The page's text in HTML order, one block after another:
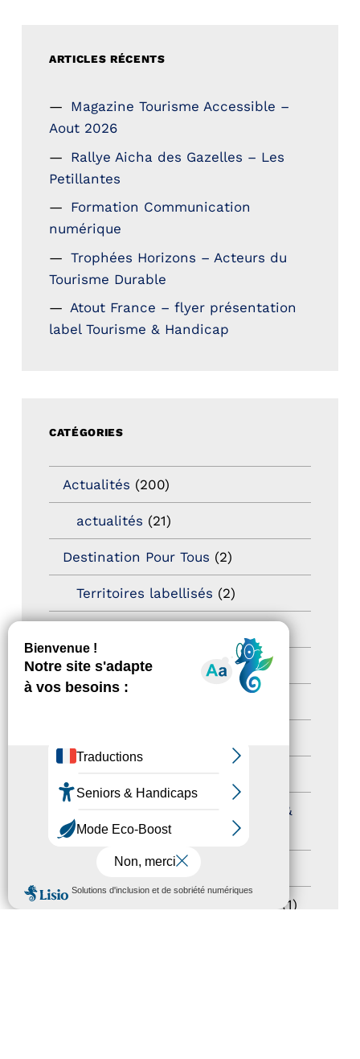
MENU
ARTICLES RÉCENTS
Magazine Tourisme Accessible –
Aout 2026
Rallye Aicha des Gazelles – Les
Petillantes
Formation Communication
numérique
Trophées Horizons – Acteurs du
Tourisme Durable
Atout France – flyer présentation
label Tourisme & Handicap
CATÉGORIES
Actualités (200)
actualités (21)
Destination Pour Tous (2)
Territoires labellisés (2)
Newsletter pro
Journées nationales Tourisme &
Handicap(5)
Salons(11)
(1)